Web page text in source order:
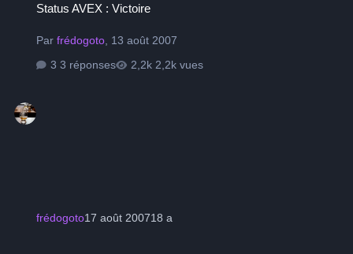
Status AVEX : Victoire
Parfrédogoto 13 août 2007
3 réponses
2,2k vues
frédogoto17 août 200718 a